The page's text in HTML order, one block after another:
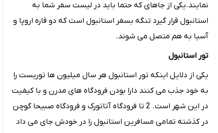
نمایند.یکی از جاهای که حتما باید در لیست سفر شما به
استانبول قرار گیرد تنگه بسفر استانبول است که دو قاره اروپا و
آسیا به هم متصل می شوند.
تور استانبول
یکی از دلایل اینکه تور استانبول هر سال میلیون ها توریست را
به خود جذب می کنند دارا بودن فرودگاه های مدرن و با کیفیت
در این شهر است. 2 تا فرودگاه آتاتورک و فرودگاه صبیحا گوچن
در کذشته تمامی مسافرین استانبول را در خودش جای می داد